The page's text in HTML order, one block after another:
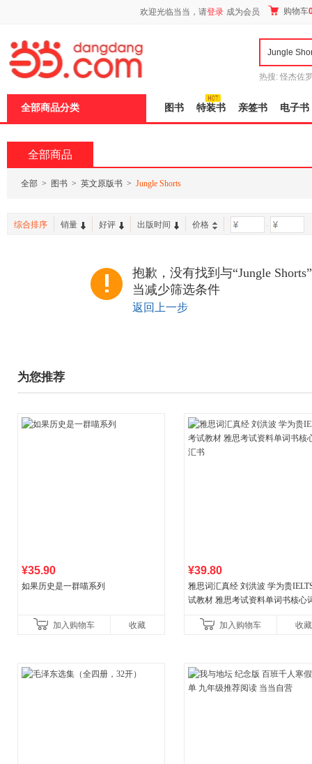
欢迎光临当当，请登录 成为会员 购物车
热搜: 怪杰佐
全部商品分类 图书 特装书 亲签书 电子书
全部商品
全部 > 图书 > 英文原版书 > Jungle Shorts
综合排序 销量 好评 出版时间 价格 -
抱歉，没有找到与“Jungle
当减少筛选条件
返回上一步
为您推荐
¥35.90
如果历史是一群喵系列
加入购物车 收藏
¥39.80
雅思词汇真经 刘洪波 学为贵
试教材 雅思考试资料单词书核心
加入购物车
收藏
页
加